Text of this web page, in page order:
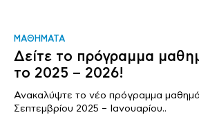
ΜΑΘΗΜΑΤΑ
Δείτε το πρόγραμμα
το 2025 – 2026!
Ανακαλύψτε το νέο πρόγραμμα
Σεπτεμβρίου 2025 – Ιανουαρίου..